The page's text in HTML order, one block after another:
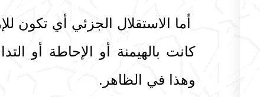
أما الاستقلال الجزئي أي تكون
كانت بالهيمنة أو الإحاطة أو
وهذا في الظاهر.